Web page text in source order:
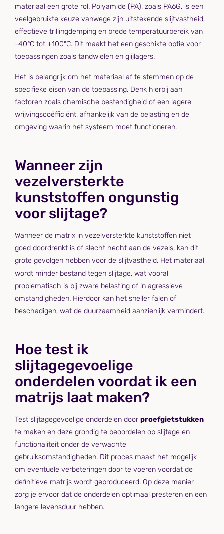
materiaal een grote rol. Polyamide (PA), zoals PA6G, is een
veelgebruikte keuze vanwege zijn uitstekende slijtvastheid,
effectieve trillingdemping en brede temperatuurbereik van
-40°C tot +100°C. Dit maakt het een geschikte optie voor
toepassingen zoals tandwielen en glijlagers.
Het is belangrijk om het materiaal af te stemmen op de
specifieke eisen van de toepassing. Denk hierbij aan
factoren zoals chemische bestendigheid of een lagere
wrijvingscoëfficiënt, afhankelijk van de belasting en de
omgeving waarin het systeem moet functioneren.
Wanneer zijn
vezelversterkte
kunststoffen ongunstig
voor slijtage?
Wanneer de matrix in vezelversterkte kunststoffen niet
goed doordrenkt is of slecht hecht aan de vezels, kan dit
grote gevolgen hebben voor de slijtvastheid. Het materiaal
wordt minder bestand tegen slijtage, wat vooral
problematisch is bij zware belasting of in agressieve
omstandigheden. Hierdoor kan het sneller falen of
beschadigen, wat de duurzaamheid aanzienlijk vermindert.
Hoe test ik
slijtagegevoelige
onderdelen voordat ik een
matrijs laat maken?
Test slijtagegevoelige onderdelen doorproefgietstukken
te maken en deze grondig te beoordelen op slijtage en
functionaliteit onder de verwachte
gebruiksomstandigheden. Dit proces maakt het mogelijk
om eventuele verbeteringen door te voeren voordat de
definitieve matrijs wordt geproduceerd. Op deze manier
zorg je ervoor dat de onderdelen optimaal presteren en een
langere levensduur hebben.